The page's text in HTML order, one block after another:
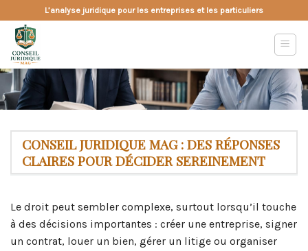
to
content
L’analyse juridique pour les entreprises et les particuliers
CONSEIL JURIDIQUE MAG : DES RÉPONSES
CLAIRES POUR DÉCIDER SEREINEMENT
Le droit peut sembler complexe, surtout lorsqu’il touche
à des décisions importantes : créer une entreprise, signer
un contrat, louer un bien, gérer un litige ou organiser